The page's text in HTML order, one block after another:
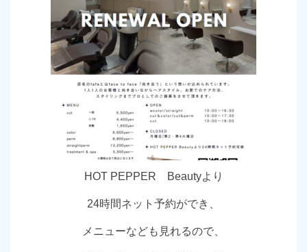
HOT PEPPER Beautyより
24時間ネット予約ができ、
メニューなども見れるので、